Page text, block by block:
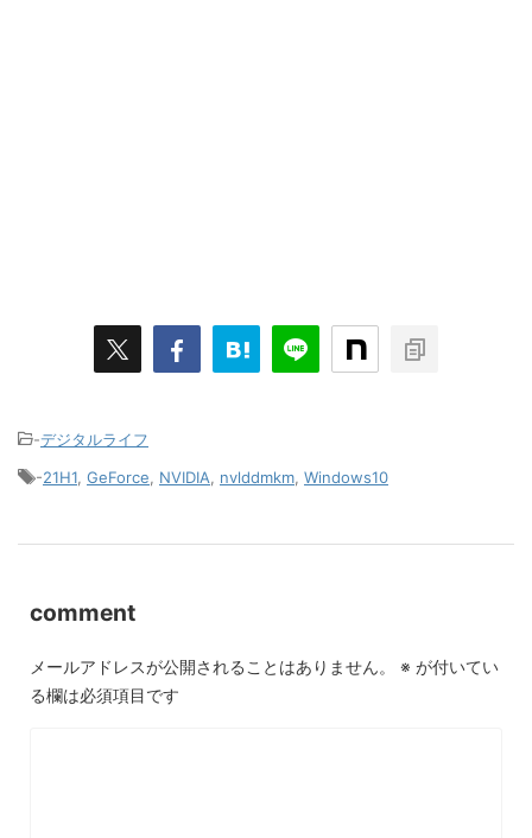
-デジタルライフ
-21H1 GeForce NVIDIA nvlddmkm Windows10
comment
メールアドレスが公開されることはありません。 ※ が付いてい
る欄は必須項目です